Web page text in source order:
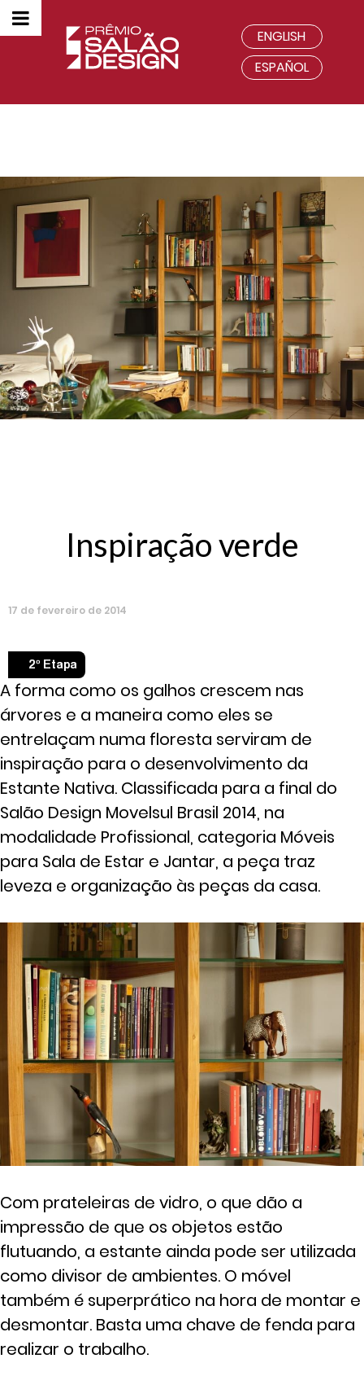
ENGLISH
ESPAÑOL
Inspiração verde
17 de fevereiro de 2014
2º Etapa
A forma como os galhos crescem nas
árvores e a maneira como eles se
entrelaçam numa floresta serviram de
inspiração para o desenvolvimento da
Estante Nativa. Classificada para a final do
Salão Design Movelsul Brasil 2014, na
modalidade Profissional, categoria Móveis
para Sala de Estar e Jantar, a peça traz
leveza e organização às peças da casa.
Com prateleiras de vidro, o que dão a
impressão de que os objetos estão
flutuando, a estante ainda pode ser utilizada
como divisor de ambientes. O móvel
também é superprático na hora de montar e
desmontar. Basta uma chave de fenda para
realizar o trabalho.